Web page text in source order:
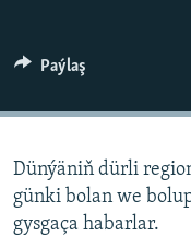
Paýlaş
Dünýäniň dürli
günki bolan we
gysgaça habarlar.